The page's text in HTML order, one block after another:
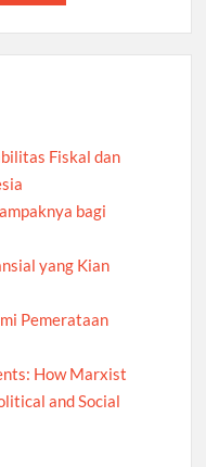
Fiskal dan
bagi
yang Kian
Pemerataan
How Marxist
and Social